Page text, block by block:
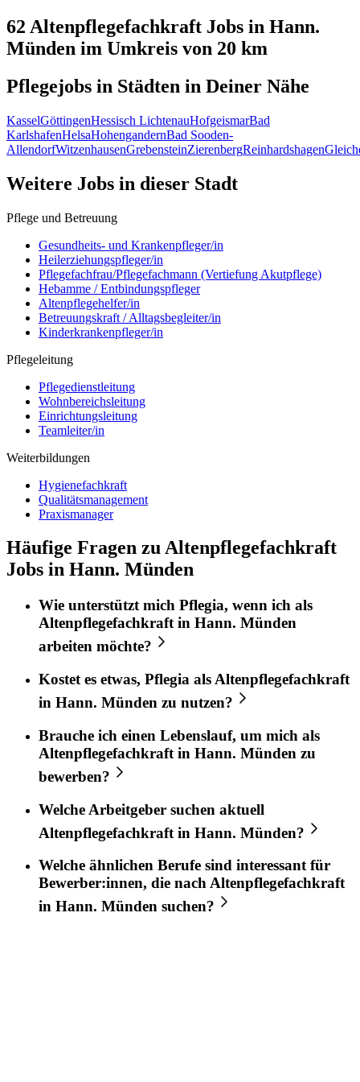
62 Altenpflegefachkraft Jobs in Hann.
Münden im Umkreis von 20 km
Pflegejobs in Städten in Deiner Nähe
KasselGöttingenHessisch LichtenauHofgeismarBad
KarlshafenHelsaHohengandernBad Sooden-
AllendorfWitzenhausenGrebensteinZierenbergReinhardshagen
Weitere Jobs in dieser Stadt
Pflege und Betreuung
Gesundheits- und Krankenpfleger/in
Heilerziehungspfleger/in
Pflegefachfrau/Pflegefachmann (Vertiefung Akutpflege)
Hebamme / Entbindungspfleger
Altenpflegehelfer/in
Betreuungskraft / Alltagsbegleiter/in
Kinderkrankenpfleger/in
Pflegeleitung
Pflegedienstleitung
Wohnbereichsleitung
Einrichtungsleitung
Teamleiter/in
Weiterbildungen
Hygienefachkraft
Qualitätsmanagement
Praxismanager
Häufige Fragen zu Altenpflegefachkraft
Jobs in Hann. Münden
Wie unterstützt mich Pflegia, wenn ich als
Altenpflegefachkraftin Hann. Münden
arbeiten möchte?
Kostet es etwas, Pflegia als Altenpflegefachkraft
in Hann. Münden zu nutzen?
Brauche ich einen Lebenslauf, um mich als
Altenpflegefachkraft in Hann. Münden zu
bewerben?
Welche Arbeitgeber suchen aktuell
Altenpflegefachkraft in Hann. Münden?
Welche ähnlichen Berufe sind interessant für
Bewerber:innen, die nachAltenpflegefachkraft
in Hann. Münden suchen?